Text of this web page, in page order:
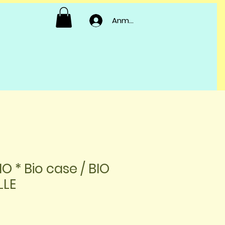
Anmelden
* Bio case / BIO